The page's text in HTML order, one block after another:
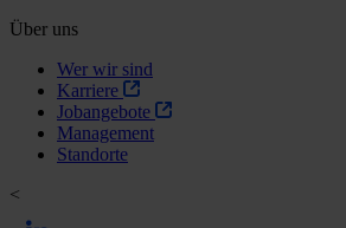
Über uns
Wer wir sind
Karriere
Jobangebote
Management
Standorte
<